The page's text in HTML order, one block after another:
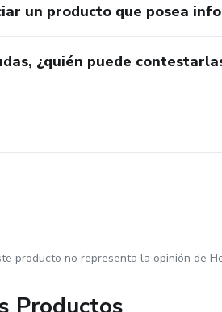
un producto que posea
¿quién puede
producto no representa la opinión de